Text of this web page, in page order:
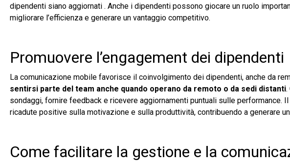
dipendenti siano aggiornati . Anche i dipendenti possono giocare un ruolo
migliorare l’efficienza e generare un vantaggio competitivo.
Promuovere l’engagement dei dipendenti
La comunicazione mobile favorisce il coinvolgimento dei dipendenti, anche da
sentirsi parte del team anche quando operano da remoto o da sedi distanti.
sondaggi, fornire feedback e ricevere aggiornamenti puntuali sulle performance.
ricadute positive sulla motivazione e sulla produttività, contribuendo a generare
Come facilitare la gestione e la